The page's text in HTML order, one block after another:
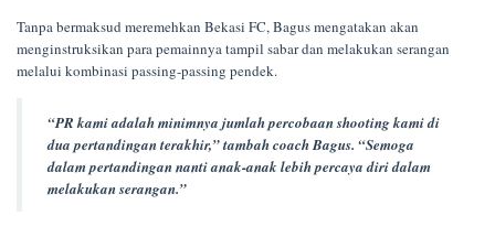
Tanpa bermaksud meremehkan Bekasi FC, Bagus mengatakan akan
menginstruksikan para pemainnya tampil sabar dan melakukan serangan
melalui kombinasi passing-passing pendek.
“PR kami adalah minimnya jumlah percobaan shooting kami di
dua pertandingan terakhir,” tambah coach Bagus. “Semoga
dalam pertandingan nanti anak-anak lebih percaya diri dalam
melakukan serangan.”